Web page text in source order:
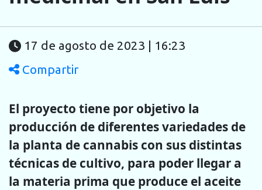
17 de agosto de 2023 | 16:23
Compartir
El proyecto tiene por objetivo la
producción de diferentes variedades de
la planta de cannabis con sus distintas
técnicas de cultivo, para poder llegar a
la materia prima que produce el aceite